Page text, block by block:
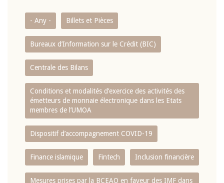
- Any - Billets et Pièces
Bureaux d’Information sur le Crédit (BIC)
Centrale des Bilans
Conditions et modalités d’exercice des activités des
émetteurs de monnaie électronique dans les Etats
membres de l’UMOA
Dispositif d’accompagnement COVID-19
Finance islamique Fintech Inclusion financière
Mesures prises par la BCEAO en faveur des IMF dans